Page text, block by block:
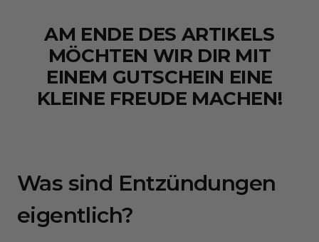
AM ENDE DES ARTIKELS
MÖCHTEN WIR DIR MIT
EINEM GUTSCHEIN EINE
KLEINE FREUDE MACHEN!
Was sind Entzündungen
eigentlich?